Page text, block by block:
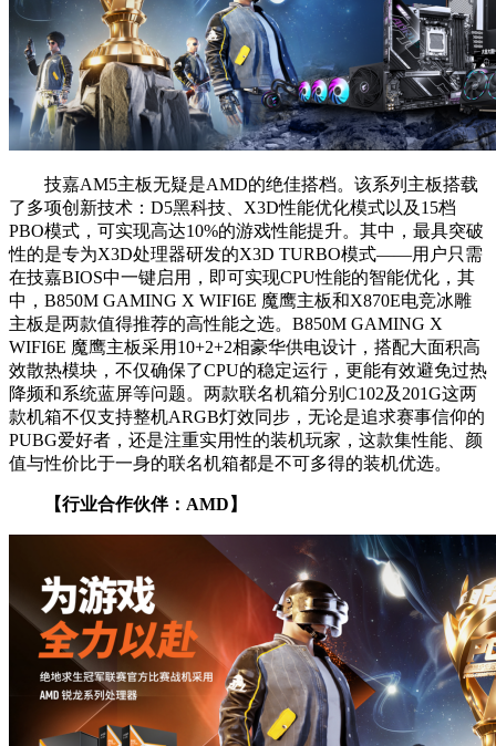
技嘉AM5主板无疑是AMD的绝佳搭档。该系列主板搭载
了多项创新技术：D5黑科技、X3D性能优化模式以及15档
PBO模式，可实现高达10%的游戏性能提升。其中，最具突破
性的是专为X3D处理器研发的X3D TURBO模式——用户只需
在技嘉BIOS中一键启用，即可实现CPU性能的智能优化，其
中，B850M GAMING X WIFI6E 魔鹰主板和X870E电竞冰雕
主板是两款值得推荐的高性能之选。B850M GAMING X
WIFI6E 魔鹰主板采用10+2+2相豪华供电设计，搭配大面积高
效散热模块，不仅确保了CPU的稳定运行，更能有效避免过热
降频和系统蓝屏等问题。两款联名机箱分别C102及201G这两
款机箱不仅支持整机ARGB灯效同步，无论是追求赛事信仰的
PUBG爱好者，还是注重实用性的装机玩家，这款集性能、颜
值与性价比于一身的联名机箱都是不可多得的装机优选。
【行业合作伙伴：AMD】